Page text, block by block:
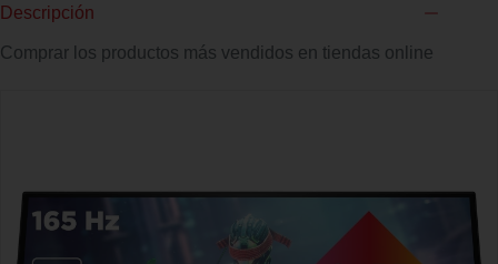
Descripción
Comprar los productos más vendidos en tiendas online